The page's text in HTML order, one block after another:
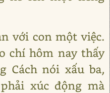
với con một việc.
chí hôm nay thấy
Cách nói xấu ba,
xúc động mà